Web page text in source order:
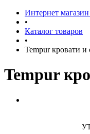
Интернет магазин
•
Каталог товаров
•
Tempur кровати и
Tempur